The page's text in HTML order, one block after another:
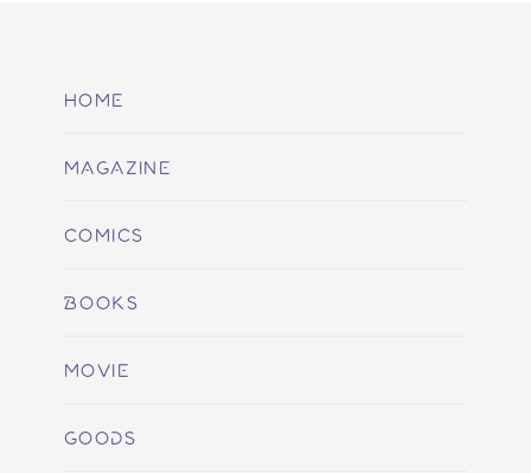
HOME
MAGAZINE
COMICS
BOOKS
MOVIE
GOODS